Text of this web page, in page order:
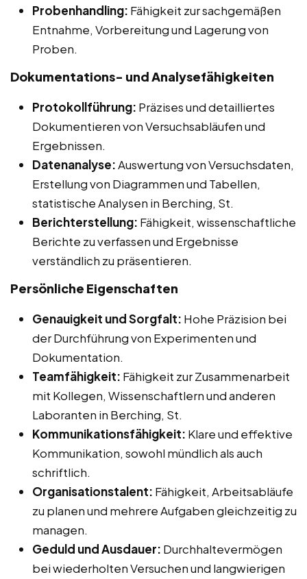
Probenhandling: Fähigkeit zur sachgemäßen
Entnahme, Vorbereitung und Lagerung von
Proben.
Dokumentations- und Analysefähigkeiten
Protokollführung: Präzises und detailliertes
Dokumentieren von Versuchsabläufen und
Ergebnissen.
Datenanalyse:Auswertung von Versuchsdaten,
Erstellung von Diagrammen und Tabellen,
statistische Analysen in Berching, St.
Berichterstellung: Fähigkeit, wissenschaftliche
Berichte zu verfassen und Ergebnisse
verständlich zu präsentieren.
Persönliche Eigenschaften
Genauigkeit und Sorgfalt: Hohe Präzision bei
der Durchführung von Experimenten und
Dokumentation.
Teamfähigkeit: Fähigkeit zur Zusammenarbeit
mit Kollegen, Wissenschaftlern und anderen
Laboranten in Berching, St.
Kommunikationsfähigkeit: Klare und effektive
Kommunikation, sowohl mündlich als auch
schriftlich.
Organisationstalent: Fähigkeit, Arbeitsabläufe
zu planen und mehrere Aufgaben gleichzeitig zu
managen.
Geduld und Ausdauer: Durchhaltevermögen
bei wiederholten Versuchen und langwierigen